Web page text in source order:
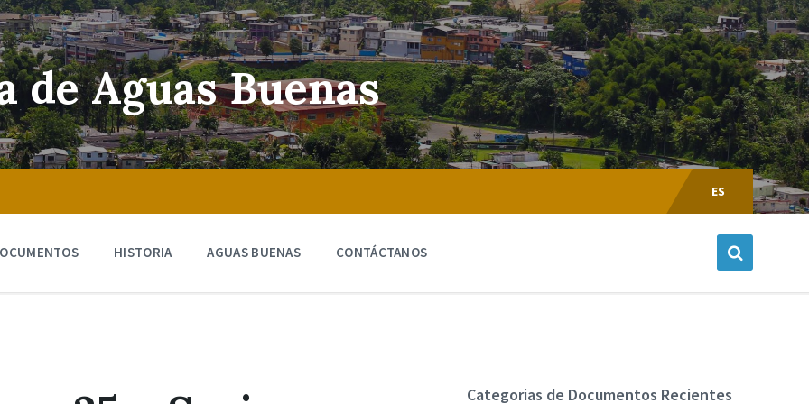
de Aguas Buenas
Escoger
Lenguaje:
ES
HISTORIA AGUAS BUENAS CONTÁCTANOS
Categorias de Documentos Recientes